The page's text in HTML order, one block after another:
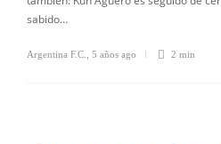
sabido…
Argentina F.C. 5 años ago 2 min